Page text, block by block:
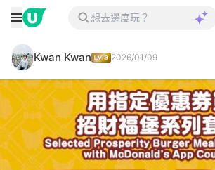
Kwan Kwan 2026/01/09